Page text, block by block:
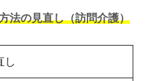
法の見直し（訪問介護）
し